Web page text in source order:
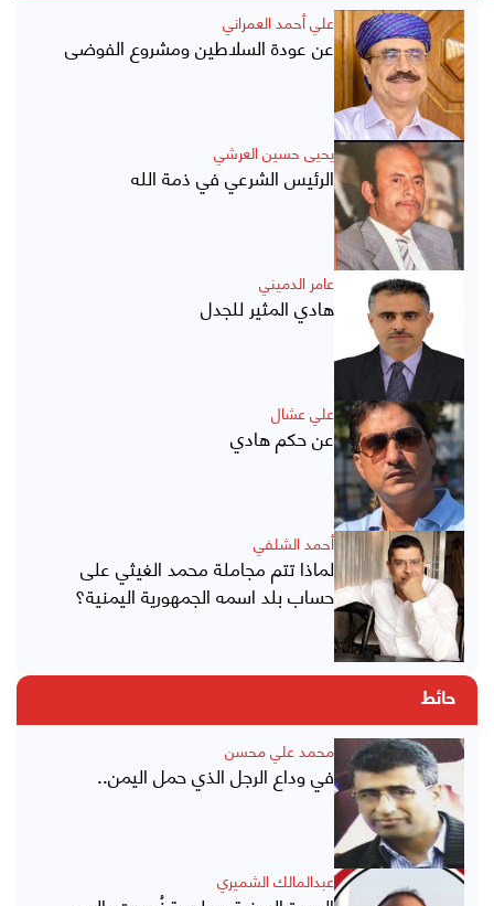
علي أحمد العمراني
عن عودة السلاطين ومشروع الفوضى
يحيى حسين العرشي
الرئيس الشرعي في ذمة الله
عامر الدميني
هادي المثير للجدل
علي عشال
عن حكم هادي
أحمد الشلفي
لماذا تتم مجاملة محمد الغيثي على
حساب بلد اسمه الجمهورية اليمنية؟
حائط
محمد علي محسن
في وداع الرجل الذي حمل اليمن..
عبدالمالك الشميري